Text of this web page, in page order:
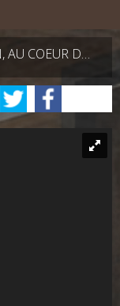
MAISON PROVENÇALE AVEC JARDIN, AU COEUR DE LA CÔTE BLEUE